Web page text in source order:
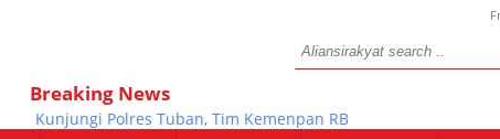
Breaking News
Kunjungi Polres Tuban, Tim Kemenpan RB Validasi Hasil Evaluasi